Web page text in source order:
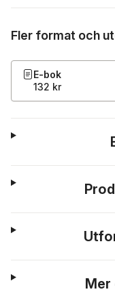
Fler format och
E-bok
132 kr